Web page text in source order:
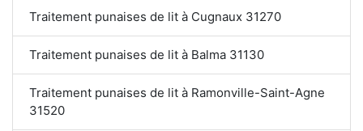
Traitement punaises de lit à Cugnaux 31270
Traitement punaises de lit à Balma 31130
Traitement punaises de lit à Ramonville-Saint-Agne
31520